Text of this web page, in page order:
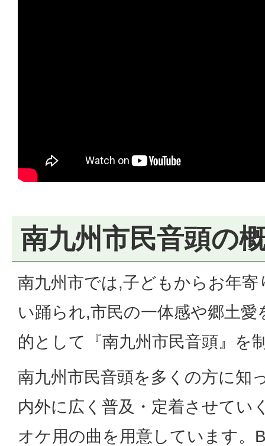
南九州市民音頭の
南九州市では,子どもからお年
い踊られ,市民の一体感や郷土
的として『南九州市民音頭』を
南九州市民音頭を多くの方に知
内外に広く普及・定着させてい
オケ用の曲を用意しています。